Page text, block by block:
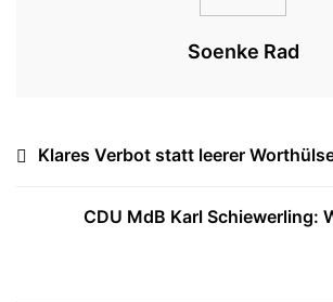
Soenke Rad
Beitragsnavigation
Klares Verbot statt leerer
CDU MdB Karl Schiewerling: